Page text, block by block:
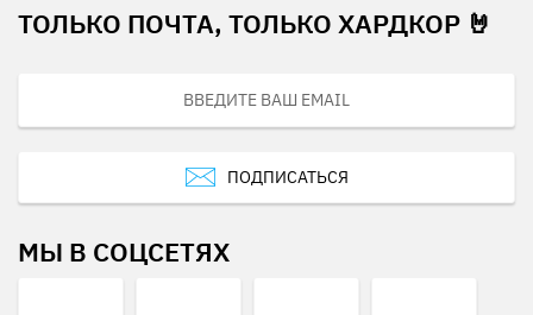
ТОЛЬКО ПОЧТА, ТОЛЬКО ХАРДКОР 🤘
ПОДПИСАТЬСЯ
МЫ В СОЦСЕТЯХ